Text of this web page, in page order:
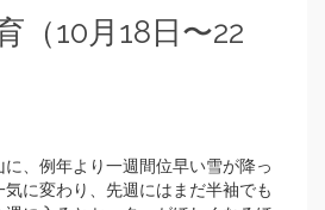
（10月18日〜22
、例年より一週間位早い雪が降っ
に変わり、先週にはまだ半袖でも